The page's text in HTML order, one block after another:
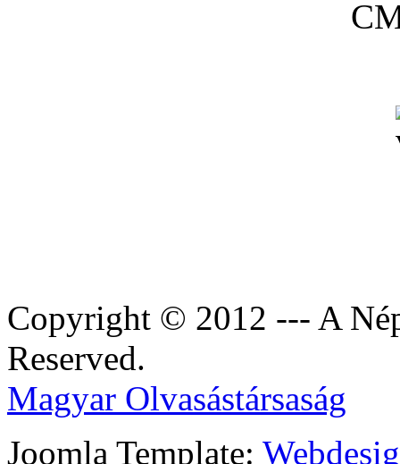
Copyright © 2012 --- A
Reserved.
Magyar Olvasástársaság
Joomla Template: